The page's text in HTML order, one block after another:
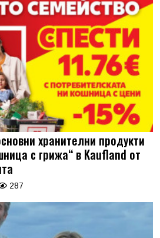
хранителни продукти
с грижа“ в Kaufland от
287